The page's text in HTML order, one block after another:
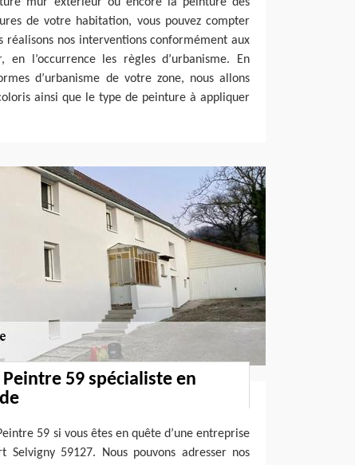
de votre habitation, vous pouvez compter
réalisons nos interventions conformément aux
l’occurrence les règles d’urbanisme. En
d’urbanisme de votre zone, nous allons
ainsi que le type de peinture à appliquer
Peintre 59 spécialiste en
59 si vous êtes en quête d’une entreprise
Selvigny 59127. Nous pouvons adresser nos